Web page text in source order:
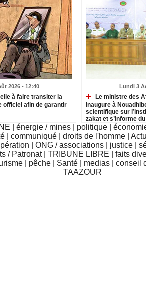
2026 - 12:40
à faire transiter la
officiel afin de garantir
Lundi 3
Le ministre des
inaugure à
scientifique sur
zakat et s’informe
institutions relevant
énergie / mines politique
|communiqué |droits de l'homme |
ONG / associations justice
/ Patronat TRIBUNE LIBRE
faits
pêche Santé medias |conseil
TAAZOUR